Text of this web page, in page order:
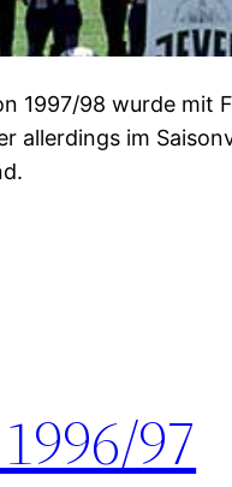
1997/98 wurde mit
allerdings im
97